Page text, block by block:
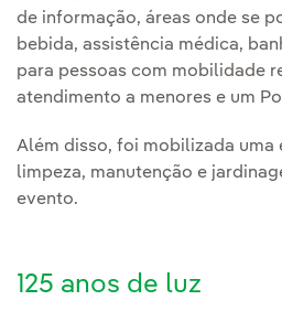
de informação, áreas onde se
bebida, assistência médica,
para pessoas com mobilidade
atendimento a menores e um
Além disso, foi mobilizada uma
limpeza, manutenção e
evento.
125 anos de luz